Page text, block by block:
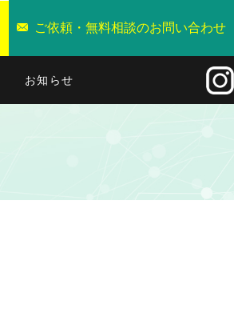
ご依頼・無料相談のお問い合わせ
お知らせ